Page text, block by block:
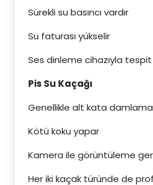
Sürekli su basıncı vardır
Su faturası yükselir
Ses dinleme cihazıyla
Pis Su Kaçağı
Genellikle alt kata
Kötü koku yapar
Kamera ile görüntüleme
Her iki kaçak türünde de